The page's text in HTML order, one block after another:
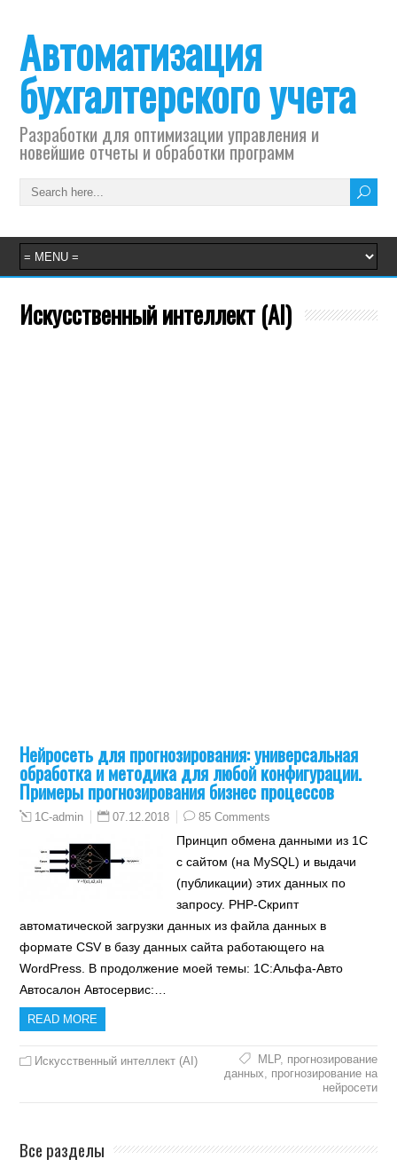
Автоматизация
бухгалтерского учета
Разработки для оптимизации управления и
новейшие отчеты и обработки программ
Искусственный интеллект (AI)
Нейросеть для прогнозирования: универсальная
обработка и методика для любой конфигурации.
Примеры прогнозирования бизнес процессов
1C-admin 07.12.2018 85 Comments
Принцип обмена данными из 1С
с сайтом (на MySQL) и выдачи
(публикации) этих данных по
запросу. PHP-Скрипт
автоматической загрузки данных из файла данных в
формате CSV в базу данных сайта работающего на
WordPress. В продолжение моей темы: 1С:Альфа-Авто
Автосалон Автосервис:…
READ MORE
Искусственный интеллект (AI) MLP, прогнозирование
данных, прогнозирование на
нейросети
Все разделы